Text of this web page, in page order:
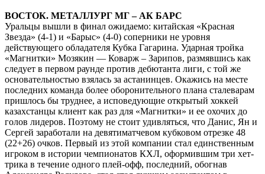
ВОСТОК. МЕТАЛЛУРГ МГ – АК БАРС
Уральцы вышли в финал ожидаемо: китайская «Красная
Звезда» (4-1) и «Барыс» (4-0) соперники не уровня
действующего обладателя Кубка Гагарина. Ударная тройка
«Магнитки» Мозякин — Коварж – Зарипов, размявшись как
следует в первом раунде против дебютанта лиги, с той же
основательностью взялась за астанинцев. Окажись на месте
последних команда более оборонительного плана сталеварам
пришлось бы труднее, а исповедующие открытый хоккей
казахстанцы клиент как раз для «Магнитки» и ее охочих до
голов лидеров. Поэтому не стоит удивляться, что Данис, Ян и
Сергей заработали на девятиматчевом кубковом отрезке 48
(22+26) очков. Первый из этой компании стал единственным
игроком в истории чемпионатов КХЛ, оформившим три хет-
трика в течение одного плей-офф, последний, обогнав